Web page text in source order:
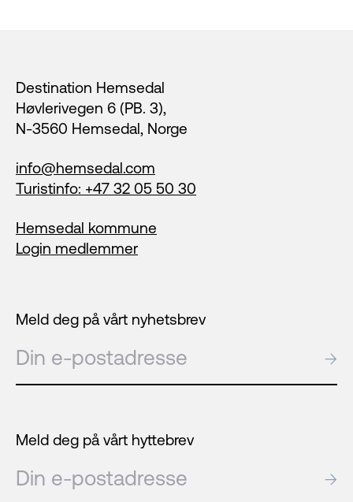
Destination Hemsedal
Høvlerivegen 6 (PB. 3),
N-3560 Hemsedal, Norge
info@hemsedal.com
Turistinfo: +47 32 05 50 30
Hemsedal kommune
Login medlemmer
Meld deg på vårt nyhetsbrev
E-post →
Meld deg på vårt hyttebrev
E-post →